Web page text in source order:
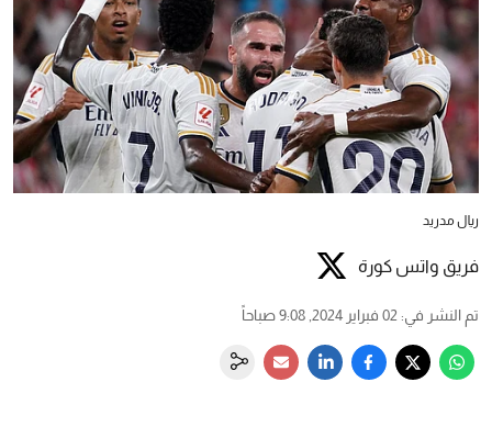
ريال مدريد
فريق واتس كورة
تم النشر في: 02 فبراير 2024, 9:08 صباحاً